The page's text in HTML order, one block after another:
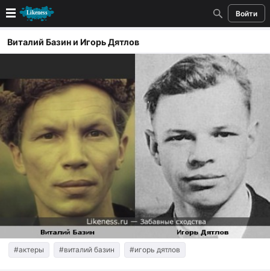
Войти
Новые
Голосование
Кандидаты
Случайное сходство 👍
Создать сходство
Для публикации необходима авторизация
Поиск
Виталий Базин и Игорь Дятлов
#актеры #виталий базин #игорь дятлов